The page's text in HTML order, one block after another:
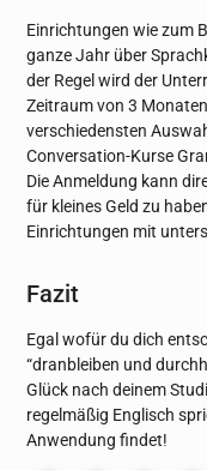
Einrichtungen wie zum
ganze Jahr über
der Regel wird der
Zeitraum von 3
verschiedensten
Conversation-Kurse
Die Anmeldung kann
für kleines Geld zu
Einrichtungen mit
Fazit
Egal wofür du dich
“dranbleiben und
Glück nach deinem
regelmäßig Englisch
Anwendung findet!